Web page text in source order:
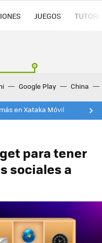
JUEGOS
Google Play China
en Xataka Móvil
para tener
sociales a